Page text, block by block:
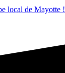
local de Mayotte !